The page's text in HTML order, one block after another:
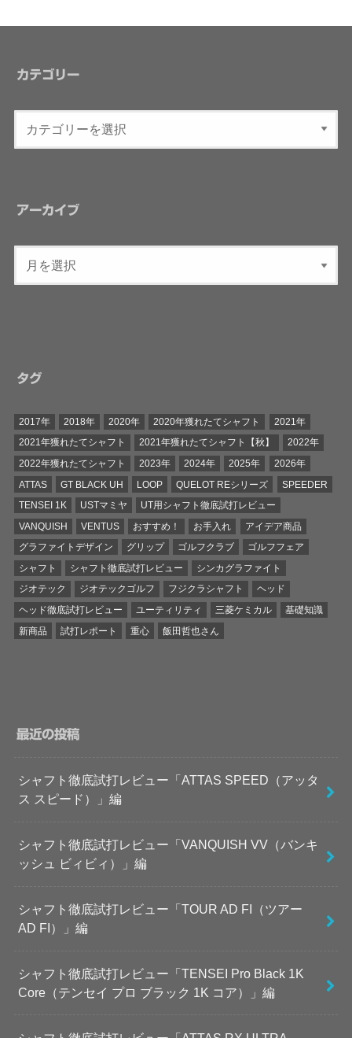
カテゴリー
アーカイブ
タグ
2017年 2018年 2020年 2020年獲れたてシャフト
2021年
2021年獲れたてシャフト
2021年獲れたてシャフト【秋】
2022年
2022年獲れたてシャフト
2023年 2024年 2025年
2026年
ATTAS
GT BLACK UH LOOP QUELOT REシリーズ
SPEEDER
TENSEI 1K
USTマミヤ
UT用シャフト徹底試打レビュー
VANQUISH
VENTUS おすすめ！ お手入れ
アイデア商品
グラファイトデザイン
グリップ ゴルフクラブ
ゴルフフェア
シャフト
シャフト徹底試打レビュー
シンカグラファイト
ジオテック
ジオテックゴルフ フジクラシャフト
ヘッド
ヘッド徹底試打レビュー
ユーティリティ 三菱ケミカル
基礎知識
新商品
試打レポート 重心 飯田哲也さん
最近の投稿
シャフト徹底試打レビュー「ATTAS SPEED（アッタ
ス スピード）」編
シャフト徹底試打レビュー「VANQUISH VV（バンキ
ッシュ ビィビィ）」編
シャフト徹底試打レビュー「TOUR AD FI（ツアー
AD FI）」編
シャフト徹底試打レビュー「TENSEI Pro Black 1K
Core（テンセイ プロ ブラック 1K コア）」編